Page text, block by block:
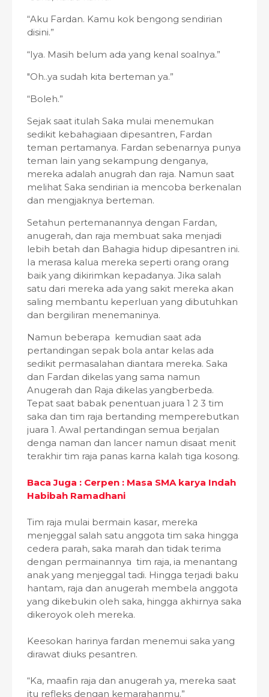
“Aku Fardan. Kamu kok bengong sendirian
disini.”
“Iya. Masih belum ada yang kenal soalnya.”
"Oh..ya sudah kita berteman ya.”
“Boleh.”
Sejak saat itulah Saka mulai menemukan
sedikit kebahagiaan dipesantren, Fardan
teman pertamanya. Fardan sebenarnya punya
teman lain yang sekampung denganya,
mereka adalah anugrah dan raja. Namun saat
melihat Saka sendirian ia mencoba berkenalan
dan mengjaknya berteman.
Setahun pertemanannya dengan Fardan,
anugerah, dan raja membuat saka menjadi
lebih betah dan Bahagia hidup dipesantren ini.
Ia merasa kalua mereka seperti orang orang
baik yang dikirimkan kepadanya. Jika salah
satu dari mereka ada yang sakit mereka akan
saling membantu keperluan yang dibutuhkan
dan bergiliran menemaninya.
Namun beberapa kemudian saat ada
pertandingan sepak bola antar kelas ada
sedikit permasalahan diantara mereka. Saka
dan Fardan dikelas yang sama namun
Anugerah dan Raja dikelas yangberbeda.
Tepat saat babak penentuan juara 1 2 3 tim
saka dan tim raja bertanding memperebutkan
juara 1. Awal pertandingan semua berjalan
denga naman dan lancer namun disaat menit
terakhir tim raja panas karna kalah tiga kosong.
Baca Juga : Cerpen : Masa SMA karya Indah
Habibah Ramadhani
Tim raja mulai bermain kasar, mereka
menjeggal salah satu anggota tim saka hingga
cedera parah, saka marah dan tidak terima
dengan permainannya tim raja, ia menantang
anak yang menjeggal tadi. Hingga terjadi baku
hantam, raja dan anugerah membela anggota
yang dikebukin oleh saka, hingga akhirnya saka
dikeroyok oleh mereka.
Keesokan harinya fardan menemui saka yang
dirawat diuks pesantren.
“Ka, maafin raja dan anugerah ya, mereka saat
itu refleks dengan kemarahanmu.”